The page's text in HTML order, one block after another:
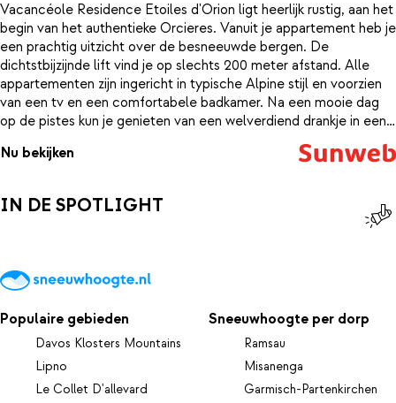
Vacancéole Residence Etoiles d'Orion ligt heerlijk rustig, aan het
begin van het authentieke Orcieres. Vanuit je appartement heb je
een prachtig uitzicht over de besneeuwde bergen. De
dichtstbijzijnde lift vind je op slechts 200 meter afstand. Alle
appartementen zijn ingericht in typische Alpine stijl en voorzien
van een tv en een comfortabele badkamer. Na een mooie dag
op de pistes kun je genieten van een welverdiend drankje in een
Nu bekijken
IN DE SPOTLIGHT
Populaire gebieden
Davos Klosters Mountains
Lipno
Le Collet D'allevard
Sneeuwhoogte per dorp
Ramsau
Misanenga
Garmisch-Partenkirchen